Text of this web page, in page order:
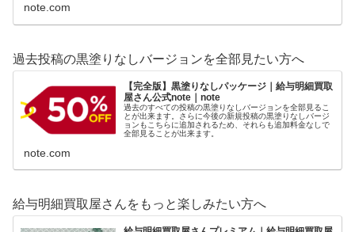
note.com
過去投稿の黒塗りなしバージョンを全部見たい方へ
【完全版】黒塗りなしパッケージ｜給与明細買取
屋さん公式note｜note
過去のすべての投稿の黒塗りなしバージョンを全部見るこ
とが出来ます。さらに今後の新規投稿の黒塗りなしバージ
ョンもこちらに追加されるため、それらも追加料金なしで
全部見ることが出来ます。
note.com
給与明細買取屋さんをもっと楽しみたい方へ